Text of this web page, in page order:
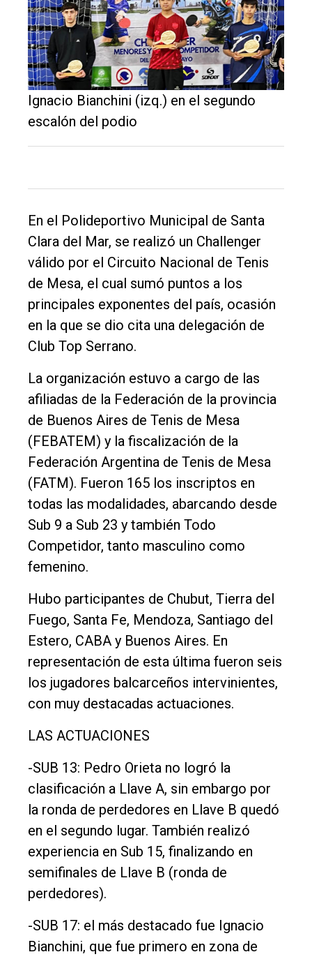
El
único
DIARIO
Balcarce
Tendencia
Int.
General
Política
Cultura
Entrevistas
Rural
Fúnebres
Edición
Empresa
Nosotros
Contacto
Ignacio Bianchini (izq.) en el segundo
escalón del podio
En el Polideportivo Municipal de Santa
Clara del Mar, se realizó un Challenger
válido por el Circuito Nacional de Tenis
de Mesa, el cual sumó puntos a los
principales exponentes del país, ocasión
en la que se dio cita una delegación de
Club Top Serrano.
La organización estuvo a cargo de las
afiliadas de la Federación de la provincia
de Buenos Aires de Tenis de Mesa
(FEBATEM) y la fiscalización de la
Federación Argentina de Tenis de Mesa
(FATM). Fueron 165 los inscriptos en
todas las modalidades, abarcando desde
Sub 9 a Sub 23 y también Todo
Competidor, tanto masculino como
femenino.
Hubo participantes de Chubut, Tierra del
Fuego, Santa Fe, Mendoza, Santiago del
Estero, CABA y Buenos Aires. En
representación de esta última fueron seis
los jugadores balcarceños intervinientes,
con muy destacadas actuaciones.
LAS ACTUACIONES
-SUB 13: Pedro Orieta no logró la
clasificación a Llave A, sin embargo por
la ronda de perdedores en Llave B quedó
en el segundo lugar. También realizó
experiencia en Sub 15, finalizando en
semifinales de Llave B (ronda de
perdedores).
-SUB 17: el más destacado fue Ignacio
Bianchini, que fue primero en zona de